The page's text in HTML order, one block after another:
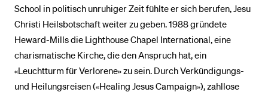
School in politisch unruhiger Zeit fühlte er sich berufen, Jesu
Christi Heilsbotschaft weiter zu geben. 1988 gründete
Heward-Mills die Lighthouse Chapel International, eine
charismatische Kirche, die den Anspruch hat, ein
«Leuchtturm für Verlorene» zu sein. Durch Verkündigungs-
und Heilungsreisen («Healing Jesus Campaign»), zahllose
Anmeldung und Zulassung